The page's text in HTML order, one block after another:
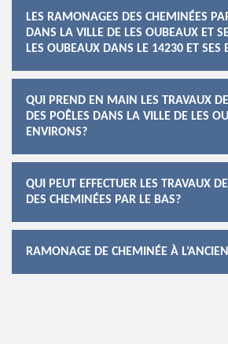
LES RAMONAGES DES CHEMINÉES
DANS LA VILLE DE LES OUBEAUX ET
LES OUBEAUX DANS LE 14230 ET SES
QUI PREND EN MAIN LES TRAVAUX
DES POÊLES DANS LA VILLE DE LES
ENVIRONS?
QUI PEUT EFFECTUER LES TRAVAUX
DES CHEMINÉES PAR LE BAS?
RAMONAGE DE CHEMINÉE À